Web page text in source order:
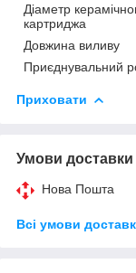
Діаметр
картриджа
Довжина виливу
Приєднувальний
Приховати
Умови доставки
Нова Пошта
Всі умови